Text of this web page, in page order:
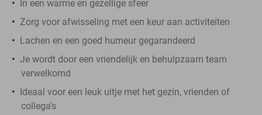
In een warme en gezellige sfeer
Zorg voor afwisseling met een keur aan activiteiten
Lachen en een goed humeur gegarandeerd
Je wordt door een vriendelijk en behulpzaam team
verwelkomd
Ideaal voor een leuk uitje met het gezin, vrienden of
collega's